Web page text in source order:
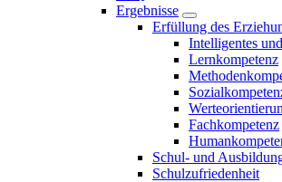
Ergebnisse
Erfüllung des
Intelligentes
Lernkompetenz
Fachkompetenz
Schul- und
Schulzufriedenheit